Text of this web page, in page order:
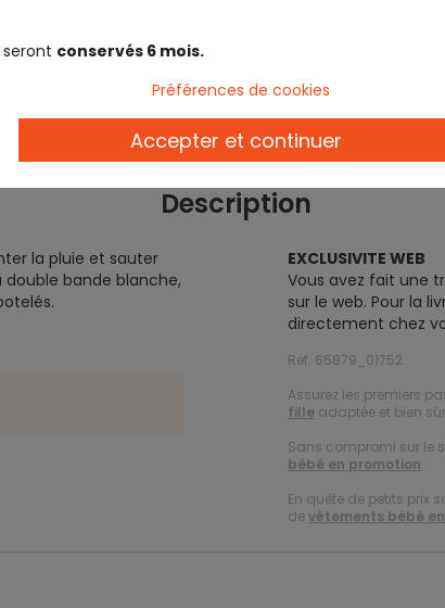
Description
la pluie et sauter
bande blanche,
EXCLUSIVITE WEB
Vous avez fait une
sur le web. Pour la
directement chez
Ref. 65879_01752
Assurez les premiers
fille adaptée et bien
Sans compromi sur le
bébé en promotion.
En quête de petits prix
devêtements bébé
seront conservés 6 mois.
Préférences de cookies
Accepter et continuer